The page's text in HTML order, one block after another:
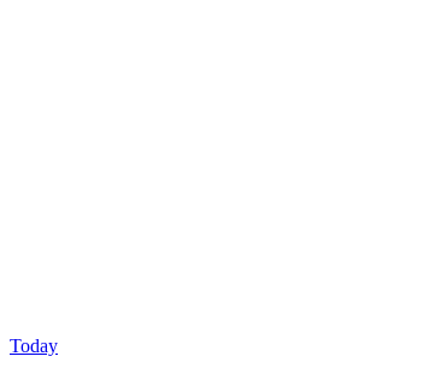
Today